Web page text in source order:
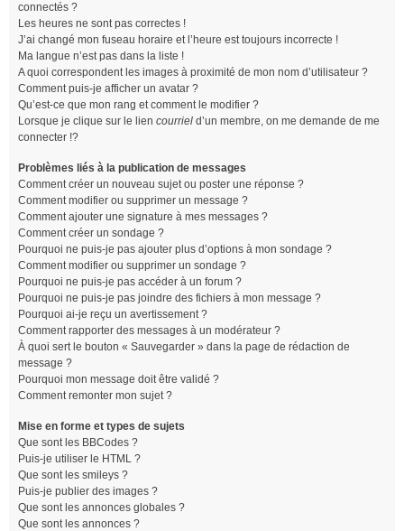
connectés ?
Les heures ne sont pas correctes !
J’ai changé mon fuseau horaire et l’heure est toujours incorrecte !
Ma langue n’est pas dans la liste !
A quoi correspondent les images à proximité de mon nom d’utilisateur ?
Comment puis-je afficher un avatar ?
Qu’est-ce que mon rang et comment le modifier ?
Lorsque je clique sur le lien courriel d’un membre, on me demande de me
connecter !?
Problèmes liés à la publication de messages
Comment créer un nouveau sujet ou poster une réponse ?
Comment modifier ou supprimer un message ?
Comment ajouter une signature à mes messages ?
Comment créer un sondage ?
Pourquoi ne puis-je pas ajouter plus d’options à mon sondage ?
Comment modifier ou supprimer un sondage ?
Pourquoi ne puis-je pas accéder à un forum ?
Pourquoi ne puis-je pas joindre des fichiers à mon message ?
Pourquoi ai-je reçu un avertissement ?
Comment rapporter des messages à un modérateur ?
À quoi sert le bouton « Sauvegarder » dans la page de rédaction de
message ?
Pourquoi mon message doit être validé ?
Comment remonter mon sujet ?
Mise en forme et types de sujets
Que sont les BBCodes ?
Puis-je utiliser le HTML ?
Que sont les smileys ?
Puis-je publier des images ?
Que sont les annonces globales ?
Que sont les annonces ?